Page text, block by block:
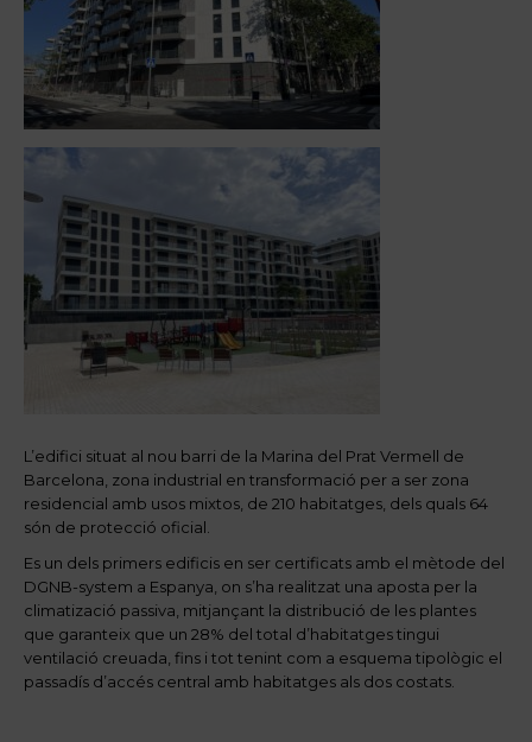
L’edifici situat al nou barri de la Marina del Prat Vermell de
Barcelona, zona industrial en transformació per a ser zona
residencial amb usos mixtos, de 210 habitatges, dels quals 64
són de protecció oficial.
Es un dels primers edificis en ser certificats amb el mètode del
DGNB-system a Espanya, on s’ha realitzat una aposta per la
climatizació passiva, mitjançant la distribució de les plantes
que garanteix que un 28% del total d’habitatges tingui
ventilació creuada, fins i tot tenint com a esquema tipològic el
passadís d’accés central amb habitatges als dos costats.